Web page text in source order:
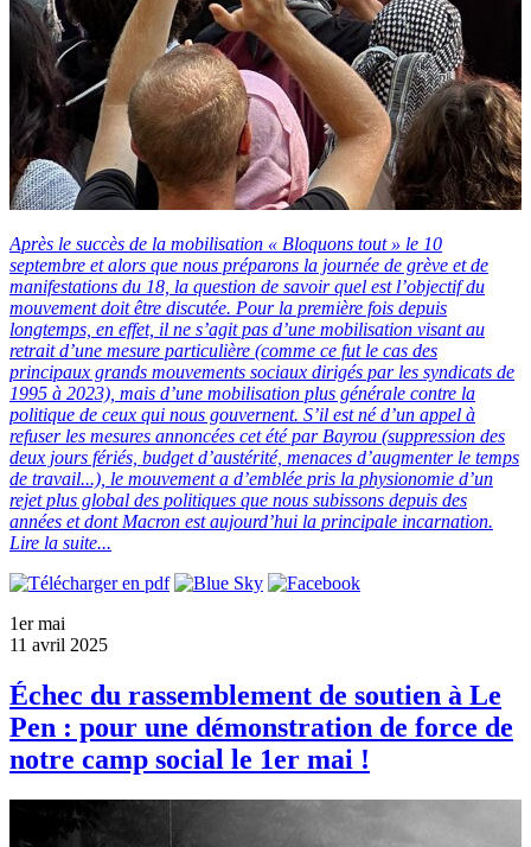
Après le succès de la mobilisation « Bloquons tout » le 10
septembre et alors que nous préparons la journée de grève et de
manifestations du 18, la question de savoir quel est l’objectif du
mouvement doit être discutée. Pour la première fois depuis
longtemps, en effet, il ne s’agit pas d’une mobilisation visant au
retrait d’une mesure particulière (comme ce fut le cas des
principaux grands mouvements sociaux dirigés par les syndicats de
1995 à 2023), mais d’une mobilisation plus générale contre la
politique de ceux qui nous gouvernent. S’il est né d’un appel à
refuser les mesures annoncées cet été par Bayrou (suppression des
deux jours fériés, budget d’austérité, menaces d’augmenter le temps
de travail...), le mouvement a d’emblée pris la physionomie d’un
rejet plus global des politiques que nous subissons depuis des
années et dont Macron est aujourd’hui la principale incarnation.
Lire la suite...
1er mai
11 avril 2025
Échec du rassemblement de soutien à Le
Pen : pour une démonstration de force de
notre camp social le 1er mai !